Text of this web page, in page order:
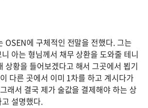
OSEN에 구체적인 전말을 전했다. 그는
아는 형님께서 채무 상환을 도와줄 테니
상황을 들어보겠다고 해서 그곳에서 뵙기
다른 곳에서 이미 1차를 하고 계시다가
래서 결국 제가 술값을 결제해야 하는 상
설명했다.